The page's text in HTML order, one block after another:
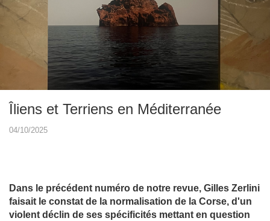
Îliens et Terriens en Méditerranée
04/10/2025
Dans le précédent numéro de notre revue, Gilles Zerlini
faisait le constat de la normalisation de la Corse, d'un
violent déclin de ses spécificités mettant en question